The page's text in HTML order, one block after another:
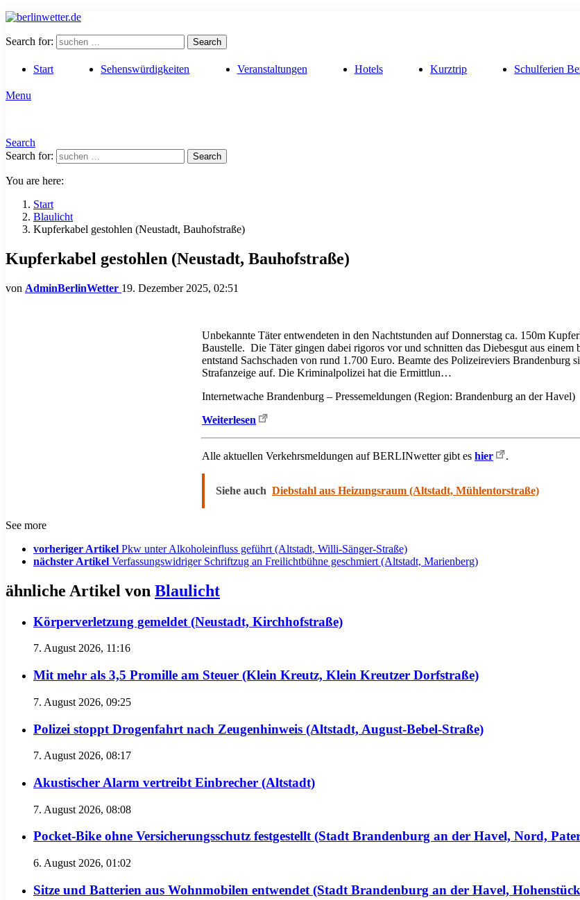
Search for: Search
Start Sehenswürdigkeiten Veranstaltungen Hotels Kurztrip Schulferien
Menu
Search
Search for:
Search
You are here:
Start
Blaulicht
Kupferkabel gestohlen (Neustadt, Bauhofstraße)
Kupferkabel gestohlen (Neustadt, Bauhofstraße)
von AdminBerlinWetter 19. Dezember 2025, 02:51
Unbekannte Täter entwendeten in den Nachtstunden auf Donnerstag ca. 150m
Baustelle. Die Täter gingen dabei rigoros vor und schnitten das Diebesgut aus einem
entstand Sachschaden von rund 1.700 Euro. Beamte des Polizeireviers Brandenburg
Strafanzeige auf. Die Kriminalpolizei hat die Ermittlun…
Internetwache Brandenburg – Pressemeldungen (Region: Brandenburg an der Havel)
Weiterlesen
Alle aktuellen Verkehrsmeldungen auf BERLINwetter gibt es hier .
Siehe auch Diebstahl aus Heizungsraum (Altstadt, Mühlentorstraße)
See more
vorheriger Artikel Pkw unter Alkoholeinfluss geführt (Altstadt, Willi-Sänger-Straße)
nächster Artikel Verfassungswidriger Schriftzug an Freilichtbühne geschmiert (Altstadt, Marienberg)
ähnliche Artikel von Blaulicht
Körperverletzung gemeldet (Neustadt, Kirchhofstraße)
7. August 2026, 11:16
Mit mehr als 3,5 Promille am Steuer (Klein Kreutz, Klein Kreutzer Dorfstraße)
7. August 2026, 09:25
Polizei stoppt Drogenfahrt nach Zeugenhinweis (Altstadt, August-Bebel-Straße)
7. August 2026, 08:17
Akustischer Alarm vertreibt Einbrecher (Altstadt)
7. August 2026, 08:08
Pocket-Bike ohne Versicherungsschutz festgestellt (Stadt Brandenburg an der Havel, Nord,
6. August 2026, 01:02
Sitze und Batterien aus Wohnmobilen entwendet (Stadt Brandenburg an der Havel,